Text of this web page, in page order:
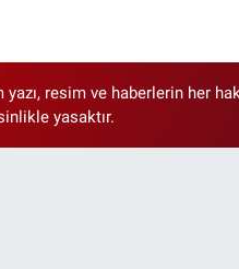
resim ve haberlerin her
yasaktır.